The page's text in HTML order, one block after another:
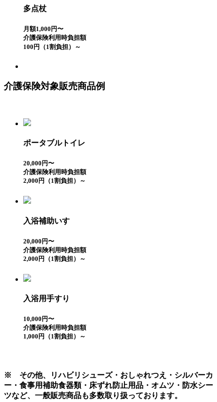
多点杖
月額1,000円〜
介護保険利用時負担額
100円（1割負担）～
介護保険対象販売商品例
ポータブルトイレ
20,000円〜
介護保険利用時負担額
2,000円（1割負担）～
入浴補助いす
20,000円〜
介護保険利用時負担額
2,000円（1割負担）～
入浴用手すり
10,000円〜
介護保険利用時負担額
1,000円（1割負担）～
※ その他、リハビリシューズ・おしゃれつえ・シルバーカ
ー・食事用補助食器類・床ずれ防止用品・オムツ・防水シー
ツなど、一般販売商品も多数取り扱っております。